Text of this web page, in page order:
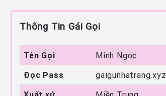
Thông Tin Gái Gọi
Tên Gọi
Minh Ngọc
Đọc Pass
gaigunhatrang.xyz